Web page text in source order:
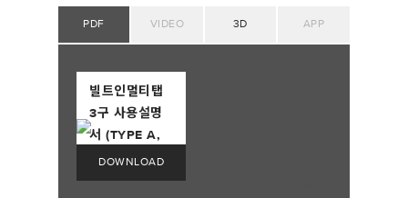
PDF VIDEO 3D APP
빌트인멀티탭
3구 사용설명
서 (TYPE A,
TYPE C)